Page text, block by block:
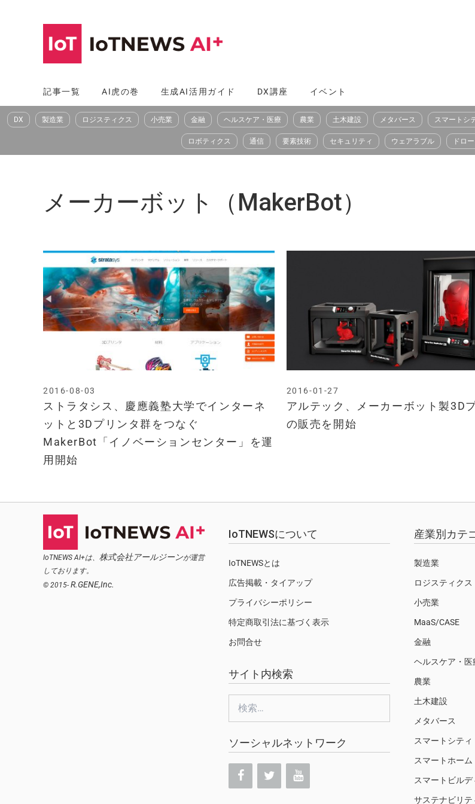
へ
ス
記事一覧 AI虎の巻 生成AI活用ガイド DX講座 イベント
DX 製造業 ロジスティクス 小売業 金融 ヘルスケア・医療 農業 土木建設 メタバース スマートシ
ロボティクス 通信 要素技術 セキュリティ ウェアラブル ドロ
メーカーボット（MakerBot）
ストラタシス、慶應義塾大学でインターネ
ットと3Dプリンタ群をつなぐ
MakerBot「イノベーションセンター」を運
用開始
2016-08-03
アルテック、メーカーボット製3D
の販売を開始
2016-01-27
IoTNEWS AI+は、 株式会社アールジーンが運営
しております。
© 2015- R.GENE,Inc.
IoTNEWSについて
IoTNEWSとは
広告掲載・タイアップ
プライバシーポリシー
特定商取引法に基づく表示
お問合せ
サイト内検索
ソーシャルネットワーク
産業別カテ
製造業
ロジスティクス
小売業
MaaS/CASE
金融
ヘルスケア・医
農業
土木建設
メタバース
スマートシティ
スマートホーム
スマートビルデ
サステナビリテ